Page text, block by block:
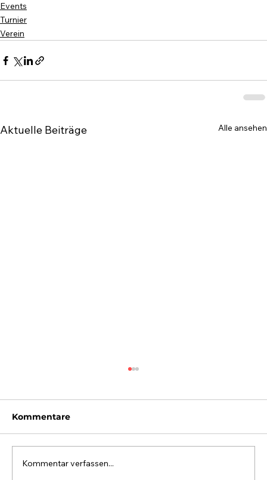
Events
Turnier
Verein
Aktuelle Beiträge Alle ansehen
Kommentare
Kommentar verfassen...